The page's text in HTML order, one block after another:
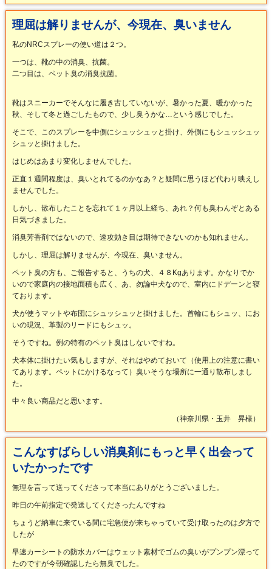
理屈は解りませんが、今現在、臭いません
私のNRCスプレーの使い道は２つ。
一つは、靴の中の消臭、抗菌。
二つ目は、ペット臭の消臭抗菌。
靴はスニーカーでそんなに履き古していないが、暑かった夏、暖かかった
秋、そして冬と過ごしたもので、少し臭うかな…という感じでした。
そこで、このスプレーを中側にシュッシュッと掛け、外側にもシュッシュッ
シュッと掛けました。
はじめはあまり変化しませんでした。
正直１週間程度は、臭いとれてるのかなあ？と疑問に思うほど代わり映えし
ませんでした。
しかし、散布したことを忘れて１ヶ月以上経ち、あれ？何も臭わんぞとある
日気づきました。
消臭芳香剤ではないので、速攻効き目は期待できないのかも知れません。
しかし、理屈は解りませんが、今現在、臭いません。
ペット臭の方も、ご報告すると、うちの犬、４８Kgあります。かなりでか
いので家庭内の接地面積も広く、あ、勿論中犬なので、室内にドデーンと寝
ております。
犬が使うマットや布団にシュッシュッと掛けました。首輪にもシュッ、にお
いの現況、革製のリードにもシュッ。
そうですね。例の特有のペット臭はしないですね。
犬本体に掛けたい気もしますが、それはやめておいて（使用上の注意に書い
てあります。ペットにかけるなって）臭いそうな場所に一通り散布しまし
た。
中々良い商品だと思います。
（神奈川県・玉井 昇様）
こんなすばらしい消臭剤にもっと早く出会って
いたかったです
無理を言って送ってくださって本当にありがとうございました。
昨日の午前指定で発送してくださったんですね
ちょうど納車に来ている間に宅急便が来ちゃっていて受け取ったのは夕方で
したが
早速カーシートの防水カバーはウェット素材でゴムの臭いがプンプン漂って
たのですが今朝確認したら無臭でした。